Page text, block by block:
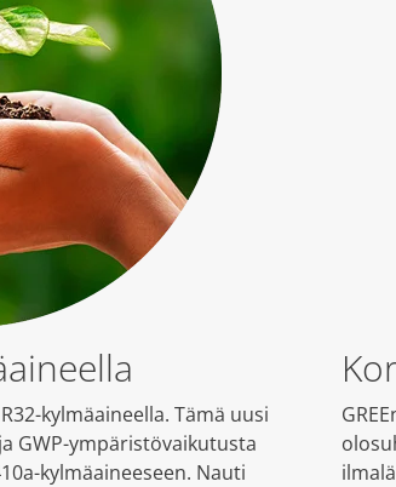
kylmäaineella. Tämä uusi
GWP-ympäristövaikutusta
kylmäaineeseen. Nauti